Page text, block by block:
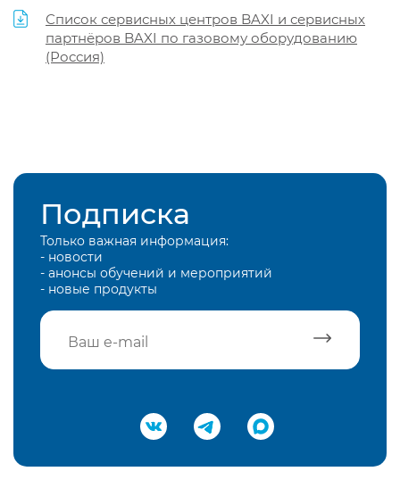
Список сервисных центров BAXI и сервисных
партнёров BAXI по газовому оборудованию
(Россия)
Подписка
Только важная информация:
- новости
- анонсы обучений и мероприятий
- новые продукты
Подтвердить e-mail